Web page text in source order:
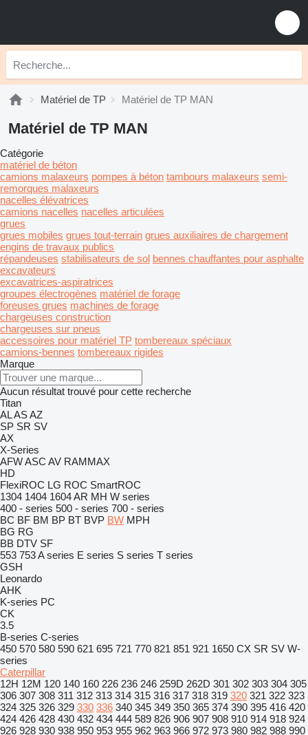
Matériel de TP Matériel de TP MAN
Matériel de TP MAN
Catégorie
matériel de béton
camions malaxeurs pompes à béton tambours malaxeurs semi-
remorques malaxeurs
nacelles élévatrices
camions nacelles nacelles articulées
grues
grues mobiles grues tout-terrain grues auxiliaires de chargement
engins de travaux publics
répandeuses stabilisateurs de sol bennes chauffantes pour asphalte
excavateurs
excavatrices-aspiratrices
groupes électrogènes matériel de forage
foreuses grues machines de forage
chargeuses construction
chargeuses sur pneus
accessoires pour matériel TP tombereaux spéciaux
camions-bennes tombereaux rigides
Marque
Aucun résultat trouvé pour cette recherche
Titan
ALASAZ
SP SR SV
AX
X-Series
AFWASC AV RAMMAX
HD
FlexiROC LG ROC SmartROC
1304 1404 1604AR MH W series
400 - series 500 - series 700 - series
BC BF BM BP BT BVP BW MPH
BG RG
BB DTV SF
553 753A series E series S series T series
GSH
Leonardo
AHK
K-series PC
CK
3.5
B-series C-series
450 570 580 590 621 695 721 770 821 851 921 1650 CX SR SV W-
series
Caterpillar
12H 12M 120 140 160 226 236 246 259D 262D 301 302 303 304 305
306 307 308 311 312 313 314 315 316 317 318 319 320 321 322 323
324 325 326 329 330 336 340 345 349 350 365 374 390 395 416 420
424 426 428 430 432 434 444 589 826 906 907 908 910 914 918 924
926 928 930 938 950 953 955 962 963 966 972 973 980 982 988 990